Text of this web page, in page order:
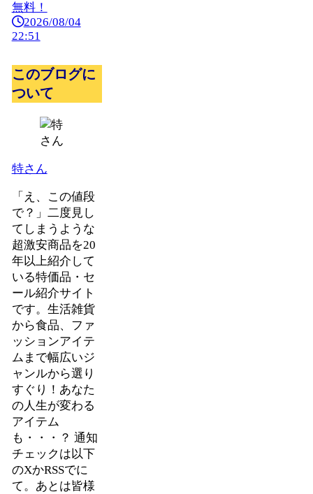
無料！
2026/08/04
22:51
このブログに
ついて
特さん
「え、この値段
で？」二度見し
てしまうような
超激安商品を20
年以上紹介して
いる特価品・セ
ール紹介サイト
です。生活雑貨
から食品、ファ
ッションアイテ
ムまで幅広いジ
ャンルから選り
すぐり！あなた
の人生が変わる
アイテム
も・・・？ 通知
チェックは以下
のXかRSSでに
て。あとは皆様